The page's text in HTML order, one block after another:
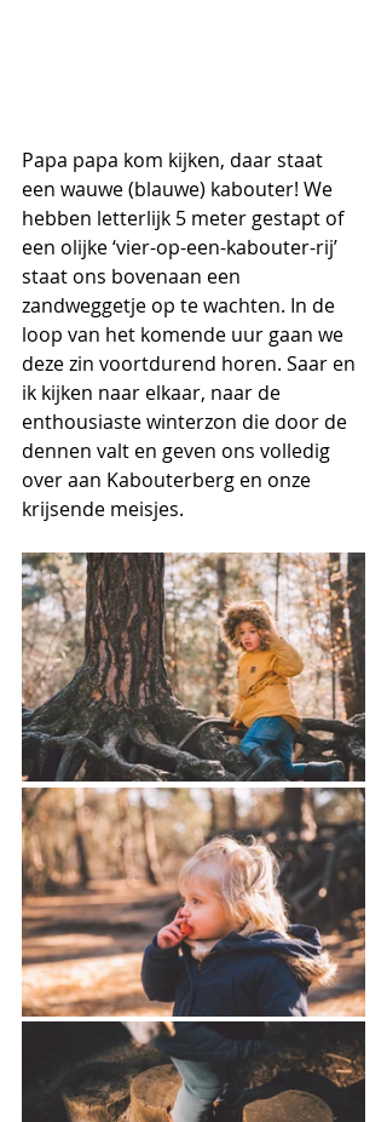
Papa papa kom kijken, daar staat
een wauwe (blauwe) kabouter! We
hebben letterlijk 5 meter gestapt of
een olijke ‘vier-op-een-kabouter-rij’
staat ons bovenaan een
zandweggetje op te wachten. In de
loop van het komende uur gaan we
deze zin voortdurend horen. Saar en
ik kijken naar elkaar, naar de
enthousiaste winterzon die door de
dennen valt en geven ons volledig
over aan Kabouterberg en onze
krijsende meisjes.